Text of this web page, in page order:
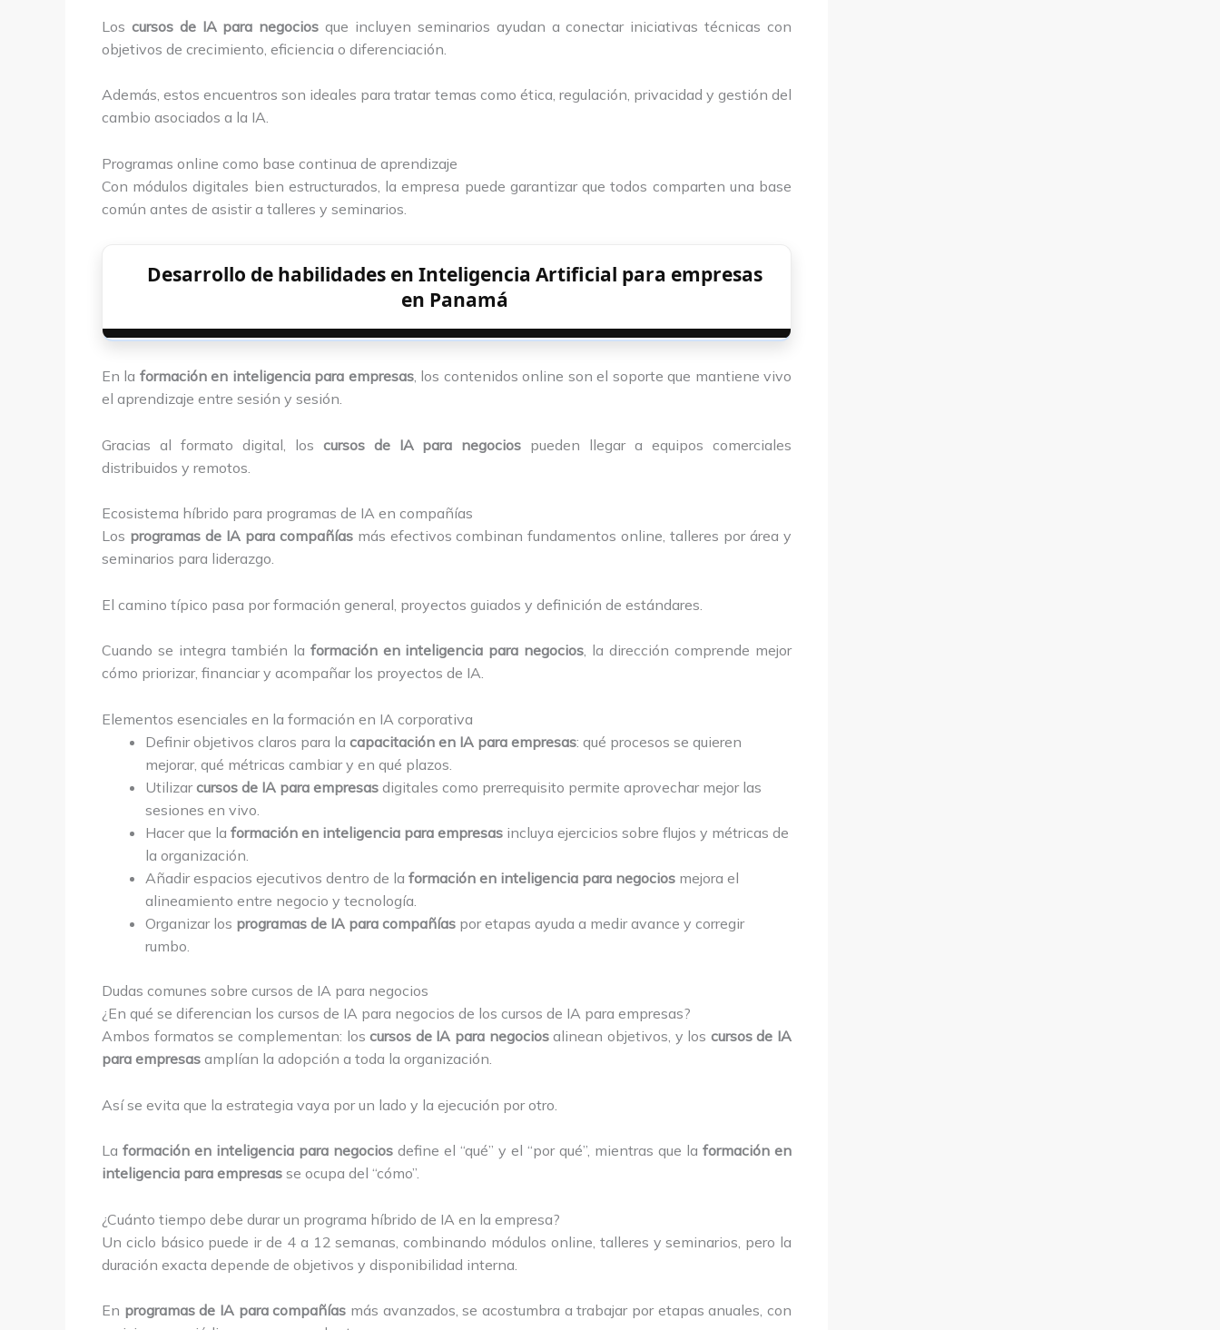
Los cursos de IA para negocios que incluyen seminarios ayudan a conectar iniciativas técnicas con
objetivos de crecimiento, eficiencia o diferenciación.
Además, estos encuentros son ideales para tratar temas como ética, regulación, privacidad y gestión del
cambio asociados a la IA.
Programas online como base continua de aprendizaje
Con módulos digitales bien estructurados, la empresa puede garantizar que todos comparten una base
común antes de asistir a talleres y seminarios.
Desarrollo de habilidades en Inteligencia Artificial para empresas
en Panamá
En la formación en inteligencia para empresas, los contenidos online son el soporte que mantiene vivo
el aprendizaje entre sesión y sesión.
Gracias al formato digital, los cursos de IA para negocios pueden llegar a equipos comerciales
distribuidos y remotos.
Ecosistema híbrido para programas de IA en compañías
Los programas de IA para compañíasmás efectivos combinan fundamentos online, talleres por área y
seminarios para liderazgo.
El camino típico pasa por formación general, proyectos guiados y definición de estándares.
Cuando se integra también la formación en inteligencia para negocios, la dirección comprende mejor
cómo priorizar, financiar y acompañar los proyectos de IA.
Elementos esenciales en la formación en IA corporativa
Definir objetivos claros para la capacitación en IA para empresas: qué procesos se quieren
mejorar, qué métricas cambiar y en qué plazos.
Utilizarcursos de IA para empresas digitales como prerrequisito permite aprovechar mejor las
sesiones en vivo.
Hacer que la formación en inteligencia para empresas incluya ejercicios sobre flujos y métricas de
la organización.
Añadir espacios ejecutivos dentro de la formación en inteligencia para negocios mejora el
alineamiento entre negocio y tecnología.
Organizar los programas de IA para compañías por etapas ayuda a medir avance y corregir
rumbo.
Dudas comunes sobre cursos de IA para negocios
¿En qué se diferencian los cursos de IA para negocios de los cursos de IA para empresas?
Ambos formatos se complementan: loscursos de IA para negociosalinean objetivos, y los cursos de IA
para empresas amplían la adopción a toda la organización.
Así se evita que la estrategia vaya por un lado y la ejecución por otro.
La formación en inteligencia para negocios define el “qué” y el “por qué”, mientras que la formación en
inteligencia para empresas se ocupa del “cómo”.
¿Cuánto tiempo debe durar un programa híbrido de IA en la empresa?
Un ciclo básico puede ir de 4 a 12 semanas, combinando módulos online, talleres y seminarios, pero la
duración exacta depende de objetivos y disponibilidad interna.
En programas de IA para compañías más avanzados, se acostumbra a trabajar por etapas anuales, con